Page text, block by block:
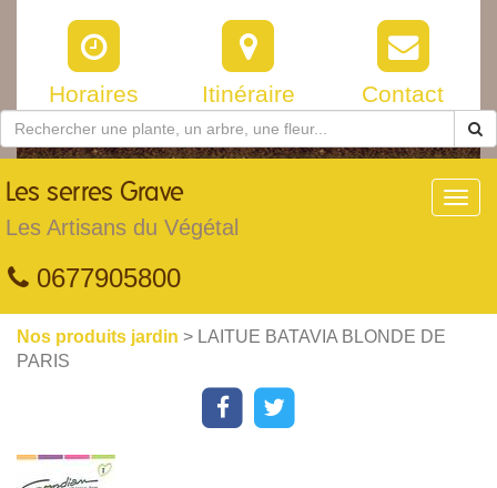
Horaires Itinéraire Contact
Les serres Grave
Les Artisans du Végétal
0677905800
Nos produits jardin > LAITUE BATAVIA BLONDE DE
PARIS